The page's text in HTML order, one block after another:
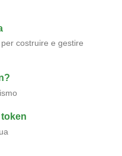
costruire e gestire